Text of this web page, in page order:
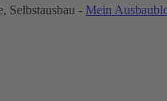
Selbstausbau - Mein